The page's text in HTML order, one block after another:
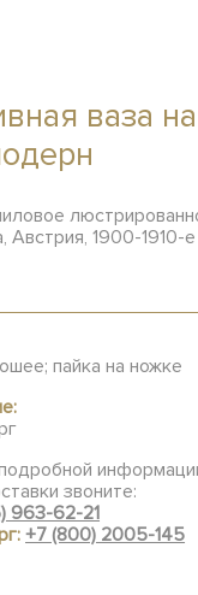
ваза
Австрия, 1900-1910-
пайка на ножке
звоните:
963-62-21
+7 (800) 2005-145